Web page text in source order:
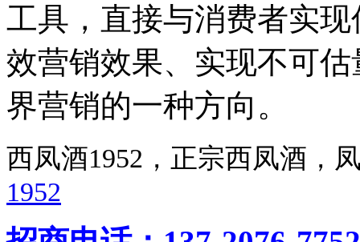
工具，直接与消费者实
效营销效果、实现不可
界营销的一种方向。
西凤酒1952，正宗西凤酒
1952